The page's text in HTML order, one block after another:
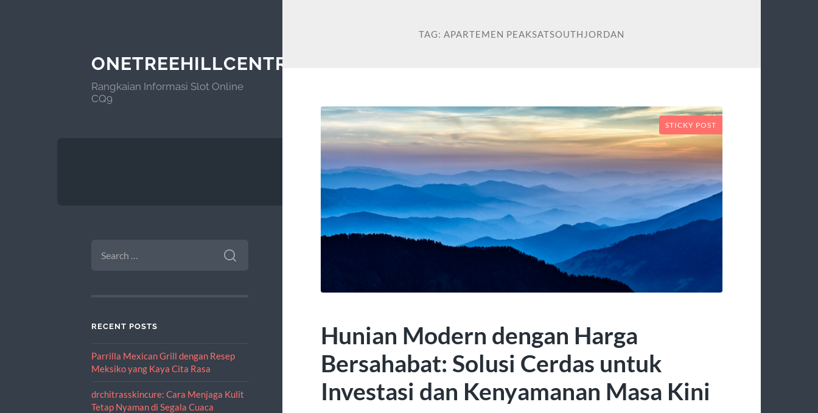
ONETREEHILLCENTRAL.ORG
Rangkaian Informasi Slot Online
CQ9
FOR:
RECENT POSTS
Parrilla Mexican Grill dengan Resep
Meksiko yang Kaya Cita Rasa
drchitrasskincure: Cara Menjaga Kulit
Tetap Nyaman di Segala Cuaca
TAG: APARTEMEN PEAKSATSOUTHJORDAN
STICKY POST
Hunian Modern dengan Harga
Bersahabat: Solusi Cerdas untuk
Investasi dan Kenyamanan Masa Kini